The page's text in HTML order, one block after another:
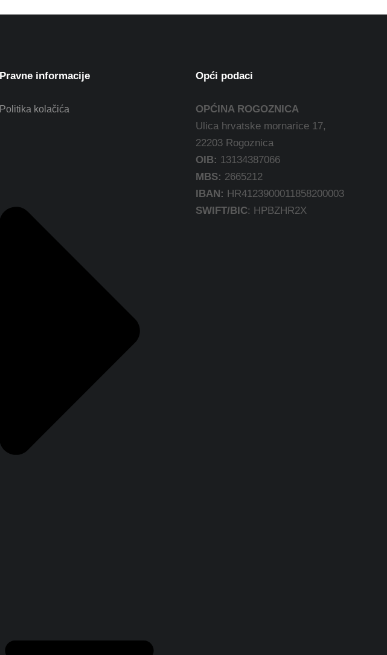
Pravne informacije
Politika kolačića
Opći podaci
OPĆINA ROGOZNICA
Ulica hrvatske mornarice 17,
22203 Rogoznica
OIB: 13134387066
MBS: 2665212
IBAN: HR4123900011858200003
SWIFT/BIC: HPBZHR2X